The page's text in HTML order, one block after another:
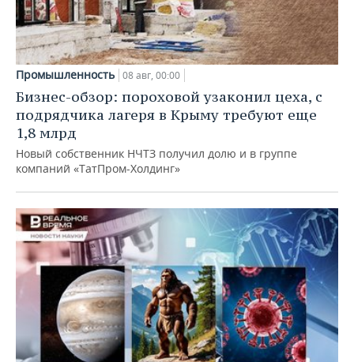
Промышленность 08 авг, 00:00
Бизнес-обзор: пороховой узаконил цеха, с
подрядчика лагеря в Крыму требуют еще
1,8 млрд
Новый собственник НЧТЗ получил долю и в группе
компаний «ТатПром-Холдинг»